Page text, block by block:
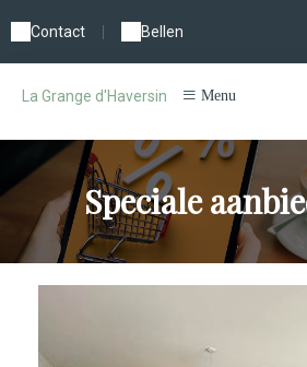
Contact Bellen
La Grange d'Haversin Menu
Speciale